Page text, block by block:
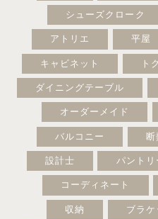
シューズクローク
アトリエ 平屋
キャビネット ト
ダイニングテーブル
オーダーメイド
バルコニー 断
設計士 パントリ
コーディネート
収納 ブラケ